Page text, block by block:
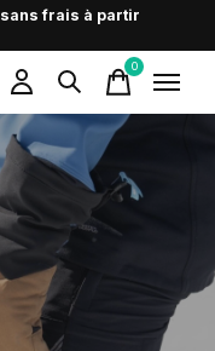
sans frais à partir
0items